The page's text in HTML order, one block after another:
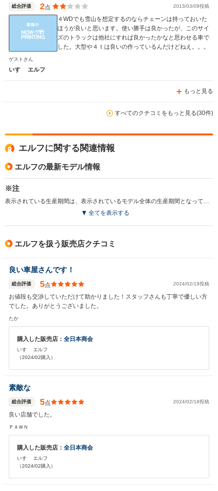
総合評価 2点 2013/03/09投稿
４WDでも雪山を想定するのならチェーンは持っておいた
ほうが良いと思います。使い勝手は良かったが、このサイ
ズのトラックは他社にすれば良かったかなと思わせる車で
した。大型や４ｔは良いの作っているんだけどねえ。。。
ゲストさん
いすゞ エルフ
もっと見る
すべてのクチコミをもっと見る(30件)
エルフに関する関連情報
エルフの最新モデル情報
※注
全てを表示する
エルフを扱う販売店クチコミ
良い車屋さんです！
総合評価 5点 2024/02/19投稿
お値段も交渉していただけて助かりました！スタッフさんも丁寧で優しい方
でした。ありがとうございました。
たか
購入した販売店： 全日本商会
いすゞ エルフ
（2024/02購入）
素敵な
総合評価 5点 2024/02/18投稿
良い店舗でした。
ＰＡＷＮ
購入した販売店： 全日本商会
いすゞ エルフ
（2024/02購入）